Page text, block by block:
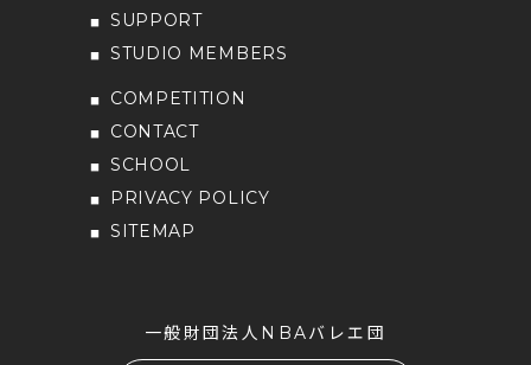
SUPPORT
STUDIO MEMBERS
COMPETITION
CONTACT
SCHOOL
PRIVACY POLICY
SITEMAP
一般財団法人NBAバレエ団